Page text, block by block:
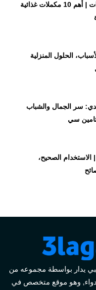
أفضل فيتامينات للسيدات | أهم 10 مكملات غذائية
الحلول المنزلية
سر الجمال والشباب
| الاستخدام الصحيح،
يدار بواسطة مجموعه من
وهو موقع متخصص في